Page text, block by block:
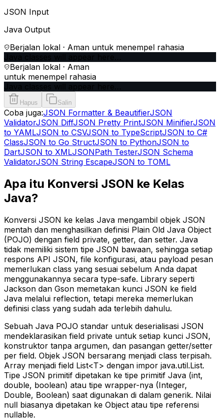
JSON Input
Java Output
Berjalan lokal · Aman untuk menempel rahasia
Berjalan lokal · Aman
untuk menempel rahasia
Hapus Salin
Coba juga:JSON Formatter & BeautifierJSON
ValidatorJSON DiffJSON Pretty PrintJSON MinifierJSON
to YAMLJSON to CSVJSON to TypeScriptJSON to C#
ClassJSON to Go StructJSON to PythonJSON to
DartJSON to XMLJSONPath TesterJSON Schema
ValidatorJSON String EscapeJSON to TOML
Apa itu Konversi JSON ke Kelas
Java?
Konversi JSON ke kelas Java mengambil objek JSON
mentah dan menghasilkan definisi Plain Old Java Object
(POJO) dengan field private, getter, dan setter. Java
tidak memiliki sistem tipe JSON bawaan, sehingga setiap
respons API JSON, file konfigurasi, atau payload pesan
memerlukan class yang sesuai sebelum Anda dapat
menggunakannya secara type-safe. Library seperti
Jackson dan Gson memetakan kunci JSON ke field
Java melalui reflection, tetapi mereka memerlukan
definisi class yang sudah ada terlebih dahulu.
Sebuah Java POJO standar untuk deserialisasi JSON
mendeklarasikan field private untuk setiap kunci JSON,
konstruktor tanpa argumen, dan pasangan getter/setter
per field. Objek JSON bersarang menjadi class terpisah.
Array menjadi field List<T> dengan impor java.util.List.
Tipe JSON primitif dipetakan ke tipe primitif Java (int,
double, boolean) atau tipe wrapper-nya (Integer,
Double, Boolean) saat digunakan di dalam generik. Nilai
null biasanya dipetakan ke Object atau tipe referensi
nullable.